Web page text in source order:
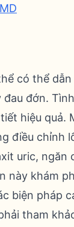
có thể
đớn.
hiệu
điều
uric, ngăn
này khám
biện pháp
tham